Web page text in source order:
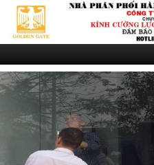
Skip
content